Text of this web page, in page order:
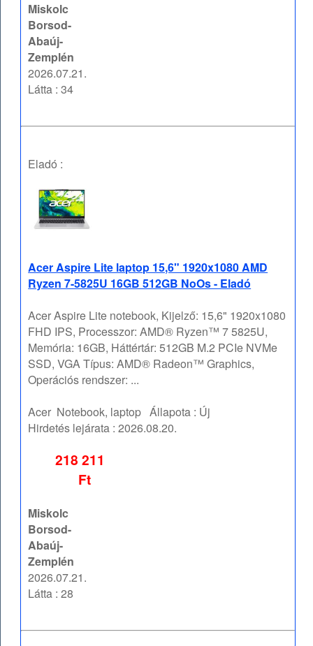
Miskolc
Borsod-
Abaúj-
Zemplén
2026.07.21.
Látta : 34
Eladó :
Acer Aspire Lite laptop 15,6" 1920x1080 AMD
Ryzen 7-5825U 16GB 512GB NoOs - Eladó
Acer Aspire Lite notebook, Kijelző: 15,6" 1920x1080
FHD IPS, Processzor: AMD® Ryzen™ 7 5825U,
Memória: 16GB, Háttértár: 512GB M.2 PCIe NVMe
SSD, VGA Típus: AMD® Radeon™ Graphics,
Operációs rendszer: ...
Acer Notebook, laptop Állapota : Új
Hirdetés lejárata :2026.08.20.
218 211
Ft
Miskolc
Borsod-
Abaúj-
Zemplén
2026.07.21.
Látta : 28